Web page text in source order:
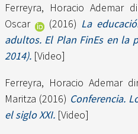
Ferreyra, Horacio Ademar
Oscar
(2016) La
adultos. El Plan FinEs en la
2014). [Video]
Ferreyra, Horacio Ademar
Maritza (2016) Conferencia.
el siglo XXI. [Video]